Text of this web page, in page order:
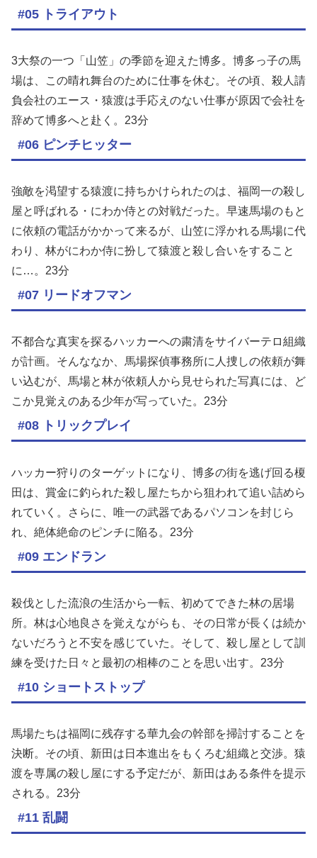
#05 トライアウト
3大祭の一つ「山笠」の季節を迎えた博多。博多っ子の馬
場は、この晴れ舞台のために仕事を休む。その頃、殺人請
負会社のエース・猿渡は手応えのない仕事が原因で会社を
辞めて博多へと赴く。23分
#06 ピンチヒッター
強敵を渇望する猿渡に持ちかけられたのは、福岡一の殺し
屋と呼ばれる・にわか侍との対戦だった。早速馬場のもと
に依頼の電話がかかって来るが、山笠に浮かれる馬場に代
わり、林がにわか侍に扮して猿渡と殺し合いをすること
に…。23分
#07 リードオフマン
不都合な真実を探るハッカーへの粛清をサイバーテロ組織
が計画。そんななか、馬場探偵事務所に人捜しの依頼が舞
い込むが、馬場と林が依頼人から見せられた写真には、ど
こか見覚えのある少年が写っていた。23分
#08 トリックプレイ
ハッカー狩りのターゲットになり、博多の街を逃げ回る榎
田は、賞金に釣られた殺し屋たちから狙われて追い詰めら
れていく。さらに、唯一の武器であるパソコンを封じら
れ、絶体絶命のピンチに陥る。23分
#09 エンドラン
殺伐とした流浪の生活から一転、初めてできた林の居場
所。林は心地良さを覚えながらも、その日常が長くは続か
ないだろうと不安を感じていた。そして、殺し屋として訓
練を受けた日々と最初の相棒のことを思い出す。23分
#10 ショートストップ
馬場たちは福岡に残存する華九会の幹部を掃討することを
決断。その頃、新田は日本進出をもくろむ組織と交渉。猿
渡を専属の殺し屋にする予定だが、新田はある条件を提示
される。23分
#11 乱闘